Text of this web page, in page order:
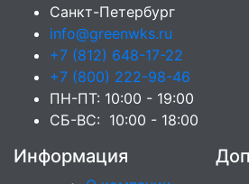
Санкт-Петербург
info@greenwks.ru
+7 (812) 648-17-22
+7 (800) 222-98-46
ПН-ПТ: 10:00 - 19:00
СБ-ВС: 10:00 - 18:00
Информация